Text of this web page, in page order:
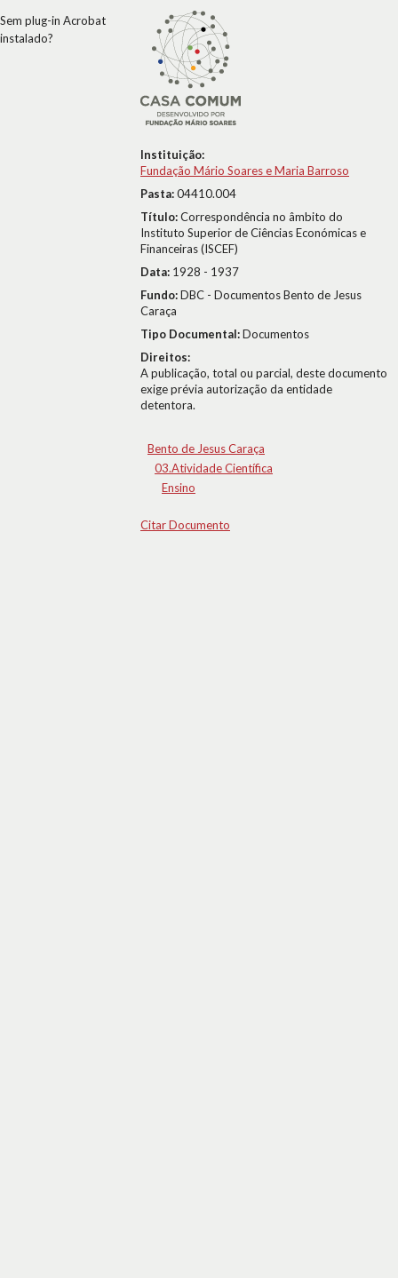
Instituição:
Fundação Mário Soares e Maria Barroso
Pasta:04410.004
Título:Correspondência no âmbito do
Instituto Superior de Ciências Económicas e
Financeiras (ISCEF)
Data: 1928 - 1937
Fundo:DBC - Documentos Bento de Jesus
Caraça
Tipo Documental:Documentos
Direitos:
A publicação, total ou parcial, deste documento
exige prévia autorização da entidade
detentora.
Bento de Jesus Caraça
03.Atividade Científica
Ensino
Citar Documento
Sem plug-in Acrobat
instalado?